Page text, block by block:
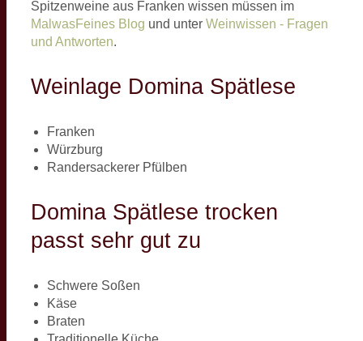
Spitzenweine aus Franken wissen müssen im
MalwasFeines Blog und unter Weinwissen - Fragen
und Antworten.
Weinlage Domina Spätlese
Franken
Würzburg
Randersackerer Pfülben
Domina Spätlese trocken
passt sehr gut zu
Schwere Soßen
Käse
Braten